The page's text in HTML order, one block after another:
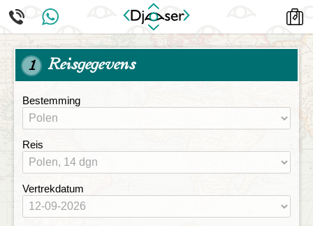
1 Reisgegevens
Bestemming
Reis
Vertrekdatum